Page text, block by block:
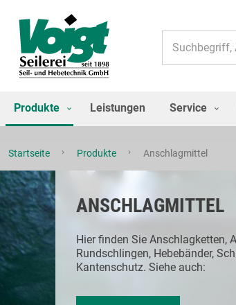
Produkte Leistungen Service
Startseite Produkte Anschlagmittel
ANSCHLAGMITTEL
Hier finden Sie Anschlagketten,
Rundschlingen, Hebebänder,
Kantenschutz. Siehe auch: